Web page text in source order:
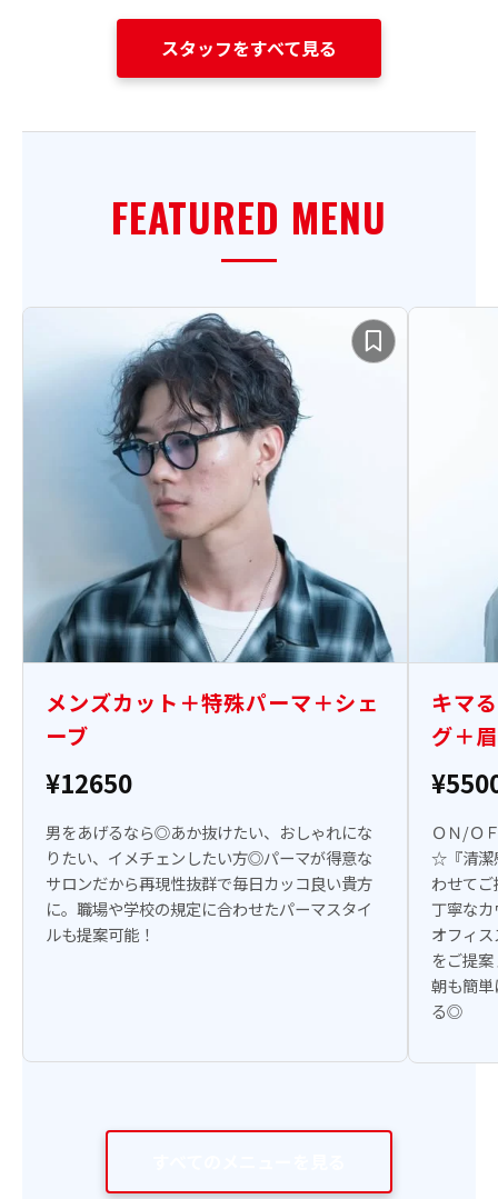
スタッフをすべて見る
FEATURED MENU
メンズカット＋特殊パーマ＋シェ
ーブ
¥12650
男をあげるなら◎あか抜けたい、おしゃれにな
りたい、イメチェンしたい方◎パーマが得意な
サロンだから再現性抜群で毎日カッコ良い貴方
に。職場や学校の規定に合わせたパーマスタイ
ルも提案可能！
キマ
グ＋
ＯＮ/Ｏ
☆『清潔
わせて
丁寧な
オフィ
をご提
朝も簡
る◎